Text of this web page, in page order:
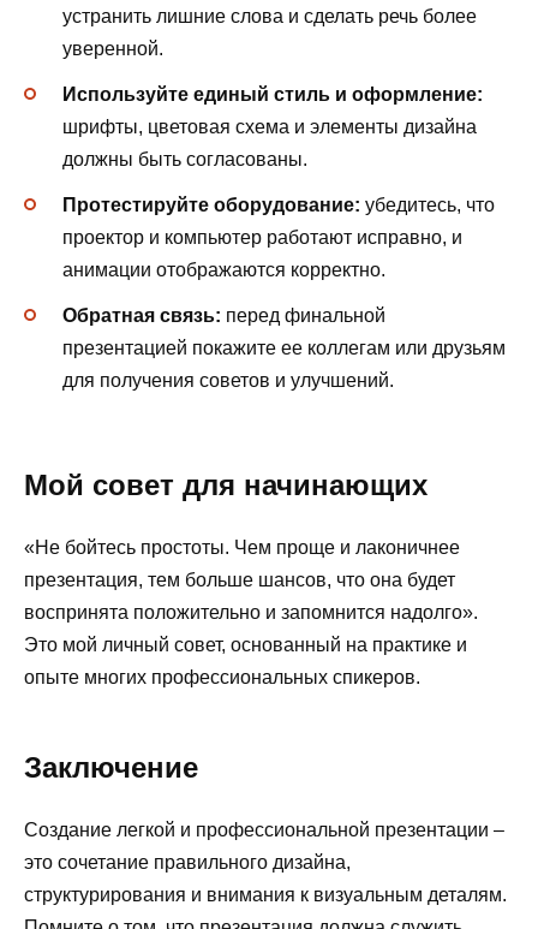
устранить лишние слова и сделать речь более
уверенной.
Используйте единый стиль и оформление:
шрифты, цветовая схема и элементы дизайна
должны быть согласованы.
Протестируйте оборудование: убедитесь, что
проектор и компьютер работают исправно, и
анимации отображаются корректно.
Обратная связь: перед финальной
презентацией покажите ее коллегам или друзьям
для получения советов и улучшений.
Мой совет для начинающих
«Не бойтесь простоты. Чем проще и лаконичнее
презентация, тем больше шансов, что она будет
воспринята положительно и запомнится надолго».
Это мой личный совет, основанный на практике и
опыте многих профессиональных спикеров.
Заключение
Создание легкой и профессиональной презентации –
это сочетание правильного дизайна,
структурирования и внимания к визуальным деталям.